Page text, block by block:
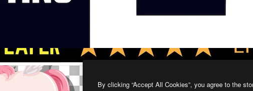
プ
Freepik Company S.L.U.
By clicking “Accept All Cookies”, you agree to the